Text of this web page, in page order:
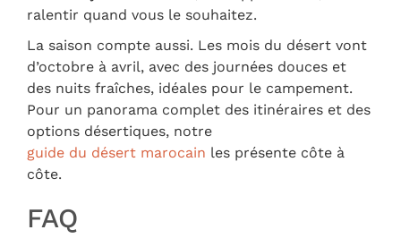
ralentir quand vous le souhaitez.
La saison compte aussi. Les mois du désert vont
d’octobre à avril, avec des journées douces et
des nuits fraîches, idéales pour le campement.
Pour un panorama complet des itinéraires et des
options désertiques, notre
guide du désert marocain les présente côte à
côte.
FAQ